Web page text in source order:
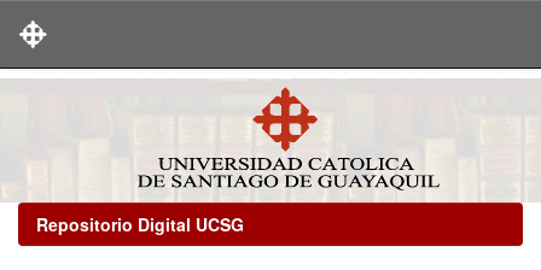
Repositorio Digital UCSG